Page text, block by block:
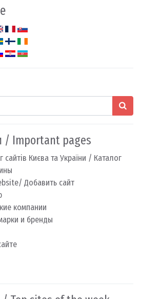
/ Important pages
сайтів Києва та України / Каталог
Добавить сайт
компании
и бренды